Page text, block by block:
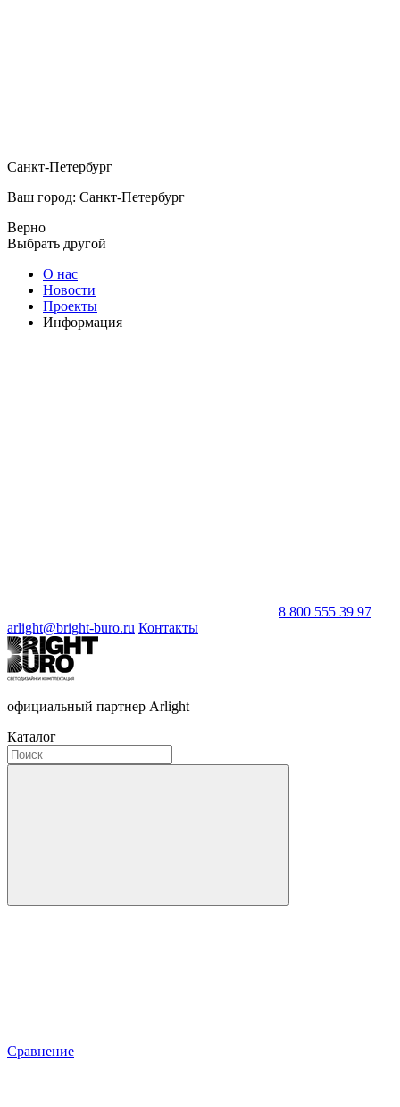
Санкт-Петербург
Ваш город: Санкт-Петербург
Верно
Выбрать другой
О нас
Новости
Проекты
Информация
8 800 555 39 97
arlight@bright-buro.ru Контакты
официальный партнер Arlight
Каталог
Сравнение